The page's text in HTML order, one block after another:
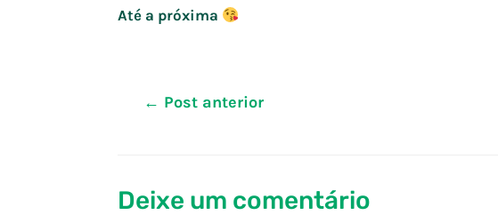
Até a próxima
Navegação
← Post anterior
Deixe um comentário